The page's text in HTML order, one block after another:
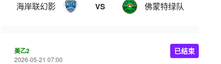
海岸联幻影 VS 佛蒙特绿队
美乙2
2026-05-21 07:00
已结束